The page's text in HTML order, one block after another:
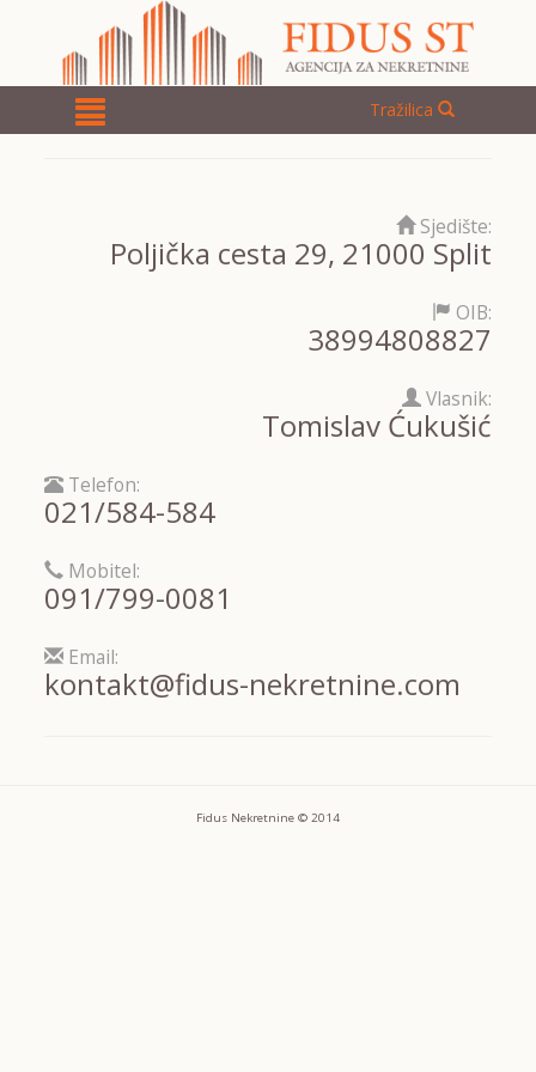
Tražilica
Sjedište:
Poljička cesta 29, 21000 Split
OIB:
38994808827
Vlasnik:
Tomislav Ćukušić
Telefon:
021/584-584
Mobitel:
091/799-0081
Email:
kontakt@fidus-nekretnine.com
Fidus Nekretnine © 2014